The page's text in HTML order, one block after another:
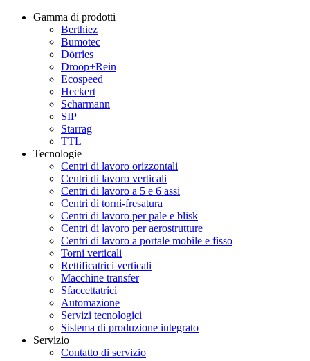
Gamma di prodotti
Berthiez
Bumotec
Dörries
Droop+Rein
Ecospeed
Heckert
Scharmann
SIP
Starrag
TTL
Tecnologie
Centri di lavoro orizzontali
Centri di lavoro verticali
Centri di lavoro a 5 e 6 assi
Centri di torni-fresatura
Centri di lavoro per pale e blisk
Centri di lavoro per aerostrutture
Centri di lavoro a portale mobile e fisso
Torni verticali
Rettificatrici verticali
Macchine transfer
Sfaccettatrici
Automazione
Servizi tecnologici
Sistema di produzione integrato
Servizio
Contatto di servizio